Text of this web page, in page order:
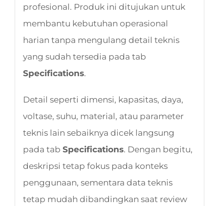
profesional. Produk ini ditujukan untuk
membantu kebutuhan operasional
harian tanpa mengulang detail teknis
yang sudah tersedia pada tab
Specifications.
Detail seperti dimensi, kapasitas, daya,
voltase, suhu, material, atau parameter
teknis lain sebaiknya dicek langsung
pada tab Specifications. Dengan begitu,
deskripsi tetap fokus pada konteks
penggunaan, sementara data teknis
tetap mudah dibandingkan saat review